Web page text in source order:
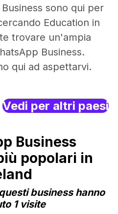
sono qui per
Education in
trovare un'ampia
Business.
qui ad aspettarvi.
Vedi per altri paesi
Business
popolari in
business hanno
1 visite